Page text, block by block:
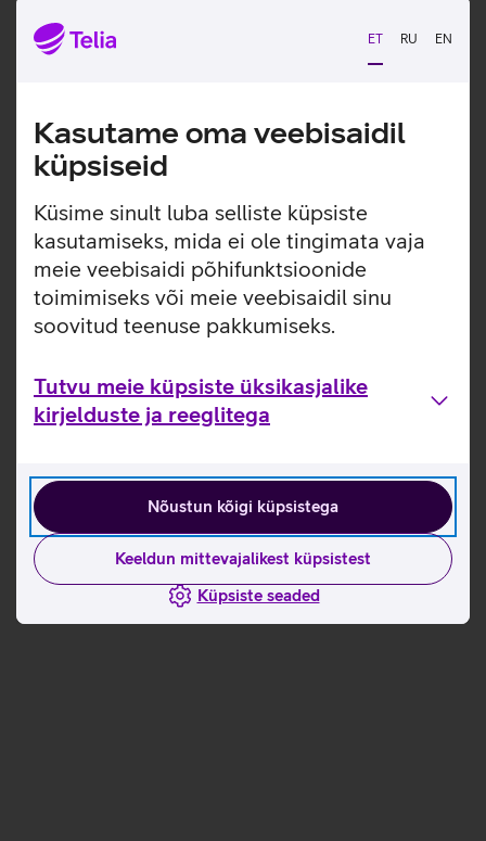
ET RU EN
Kasutame oma veebisaidil
küpsiseid
Küsime sinult luba selliste küpsiste
kasutamiseks, mida ei ole tingimata vaja
meie veebisaidi põhifunktsioonide
toimimiseks või meie veebisaidil sinu
soovitud teenuse pakkumiseks.
Tutvu meie küpsiste üksikasjalike
kirjelduste ja reeglitega
Nõustun kõigi küpsistega
Keeldun mittevajalikest küpsistest
Küpsiste seaded
Haljandi kinnitusel jätkab Telia siiski kõigi võimaluste piires